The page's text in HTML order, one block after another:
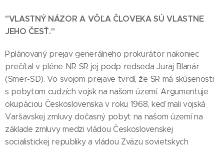
"VLASTNÝ NÁZOR A VÔĽA ČLOVEKA SÚ VLASTNE
JEHO ČESŤ."
Pplánovaný prejav generálneho prokurátor nakoniec
prečítal v pléne NR SR jej podp redseda Juraj Blanár
(Smer-SD). Vo svojom prejave tvrdí, že SR má skúsenosti
s pobytom cudzích vojsk na našom území. Argumentuje
okupáciou Československa v roku 1968, keď mali vojská
Varšavskej zmluvy dočasný pobyt na našom území na
základe zmluvy medzi vládou Československej
socialistickej republiky a vládou Zväzu sovietskych